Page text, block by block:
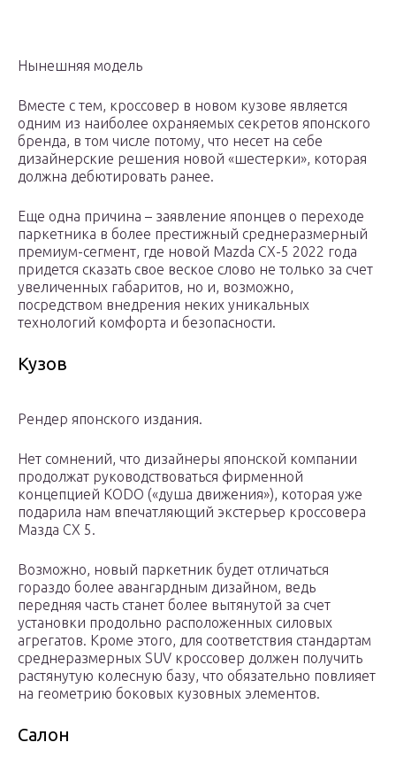
Нынешняя модель
Вместе с тем, кроссовер в новом кузове является
одним из наиболее охраняемых секретов японского
бренда, в том числе потому, что несет на себе
дизайнерские решения новой «шестерки», которая
должна дебютировать ранее.
Еще одна причина – заявление японцев о переходе
паркетника в более престижный среднеразмерный
премиум-сегмент, где новой Mazda CX-5 2022 года
придется сказать свое веское слово не только за счет
увеличенных габаритов, но и, возможно,
посредством внедрения неких уникальных
технологий комфорта и безопасности.
Кузов
Рендер японского издания.
Нет сомнений, что дизайнеры японской компании
продолжат руководствоваться фирменной
концепцией KODO («душа движения»), которая уже
подарила нам впечатляющий экстерьер кроссовера
Мазда CX 5.
Возможно, новый паркетник будет отличаться
гораздо более авангардным дизайном, ведь
передняя часть станет более вытянутой за счет
установки продольно расположенных силовых
агрегатов. Кроме этого, для соответствия стандартам
среднеразмерных SUV кроссовер должен получить
растянутую колесную базу, что обязательно повлияет
на геометрию боковых кузовных элементов.
Салон